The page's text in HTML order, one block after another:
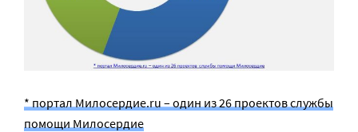
* портал Милосердие.ru – один из 26 проектов службы
помощи Милосердие